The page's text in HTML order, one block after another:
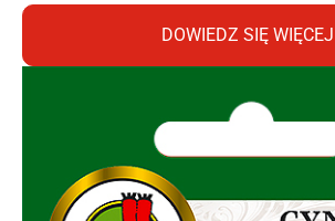
DOWIEDZ SIĘ WIĘCEJ